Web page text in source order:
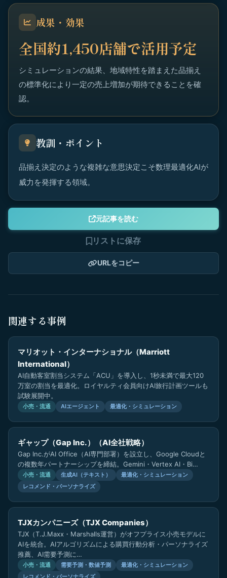
成果・効果
全国約1,450店舗で活用予定
シミュレーションの結果、地域特性を踏まえた品揃え
の標準化により一定の売上増加が期待できることを確
認。
教訓・ポイント
品揃え決定のような複雑な意思決定こそ数理最適化AIが
威力を発揮する領域。
元記事を読む
リストに保存
URLをコピー
関連する事例
マリオット・インターナショナル（Marriott
International）
AI自動客室割当システム「ACU」を導入し、1秒未満で最大120
万室の割当を最適化。ロイヤルティ会員向けAI旅行計画ツールも
試験展開中。
小売・流通 AIエージェント 最適化・シミュレーション
ギャップ（Gap Inc.）（AI全社戦略）
Gap Inc.がAI Office（AI専門部署）を設立し、Google Cloudと
の複数年パートナーシップを締結。Gemini・Vertex AI・Bi…
小売・流通 生成AI（テキスト）
最適化・シミュレーション
レコメンド・パーソナライズ
TJXカンパニーズ（TJX Companies）
TJX（T.J.Maxx・Marshalls運営）がオフプライス小売モデルに
AIを統合。AIアルゴリズムによる購買行動分析・パーソナライズ
推薦、AI需要予測に…
小売・流通 需要予測・数値予測
最適化・シミュレーション
レコメンド・パーソナライズ